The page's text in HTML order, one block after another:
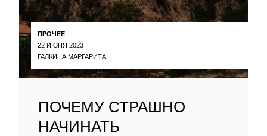
ПРОЧЕЕ
22 ИЮНЯ 2023
ГАЛКИНА МАРГАРИТА
ПОЧЕМУ СТРАШНО
НАЧИНАТЬ